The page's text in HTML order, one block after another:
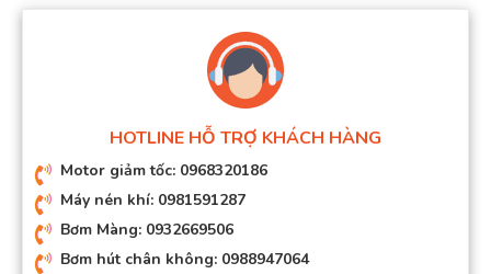
HOTLINE HỖ TRỢ KHÁCH HÀNG
Motor giảm tốc: 0968320186
Máy nén khí: 0981591287
Bơm Màng: 0932669506
Bơm hút chân không: 0988947064